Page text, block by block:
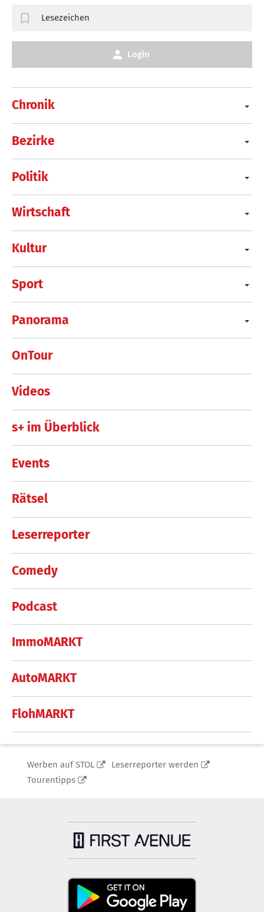
Chronik
Bezirke
Politik
Wirtschaft
Kultur
Sport
Panorama
OnTour
Videos
s+ im Überblick
Events
Rätsel
Leserreporter
Comedy
Podcast
ImmoMARKT
AutoMARKT
FlohMARKT
Lesezeichen
Login
Werben auf STOL
Leserreporter werden
Tourentipps